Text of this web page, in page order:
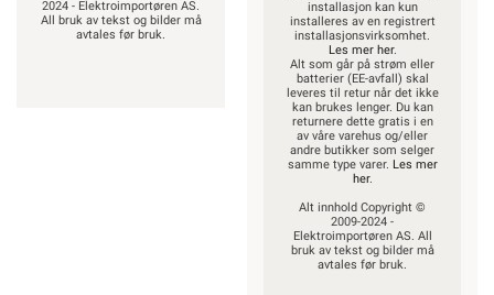
2024 - Elektroimportøren AS.
All bruk av tekst og bilder må
avtales før bruk.
installasjon kan kun
installeres av en registrert
installasjonsvirksomhet.
Les mer her.
Alt som går på strøm eller
batterier (EE-avfall) skal
leveres til retur når det ikke
kan brukes lenger. Du kan
returnere dette gratis i en
av våre varehus og/eller
andre butikker som selger
samme type varer. Les mer
her.
Alt innhold Copyright ©
2009-2024 -
Elektroimportøren AS. All
bruk av tekst og bilder må
avtales før bruk.